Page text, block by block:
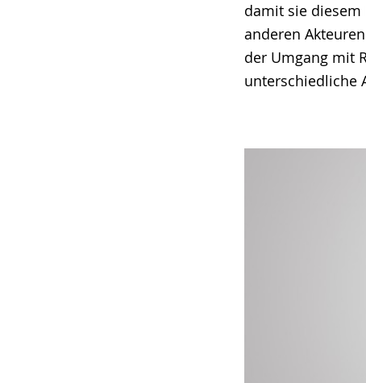
damit sie
anderen
der Umgang mit
unterschiedliche